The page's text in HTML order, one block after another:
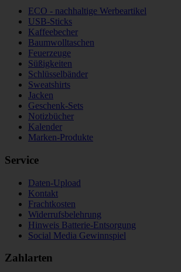
ECO - nachhaltige Werbeartikel
USB-Sticks
Kaffeebecher
Baumwolltaschen
Feuerzeuge
Süßigkeiten
Schlüsselbänder
Sweatshirts
Jacken
Geschenk-Sets
Notizbücher
Kalender
Marken-Produkte
Service
Daten-Upload
Kontakt
Frachtkosten
Widerrufsbelehrung
Hinweis Batterie-Entsorgung
Social Media Gewinnspiel
Zahlarten